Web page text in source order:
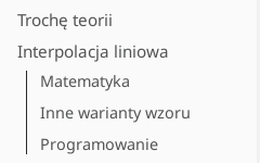
Trochę teorii
Interpolacja liniowa
Matematyka
Inne warianty wzoru
Programowanie